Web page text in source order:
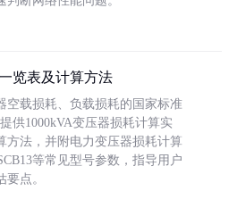
览表及计算方法
空载损耗、负载损耗的国家标准
提供1000kVA变压器损耗计算实
方法，并附电力变压器损耗计算
等常见型号参数，指导用户
点。